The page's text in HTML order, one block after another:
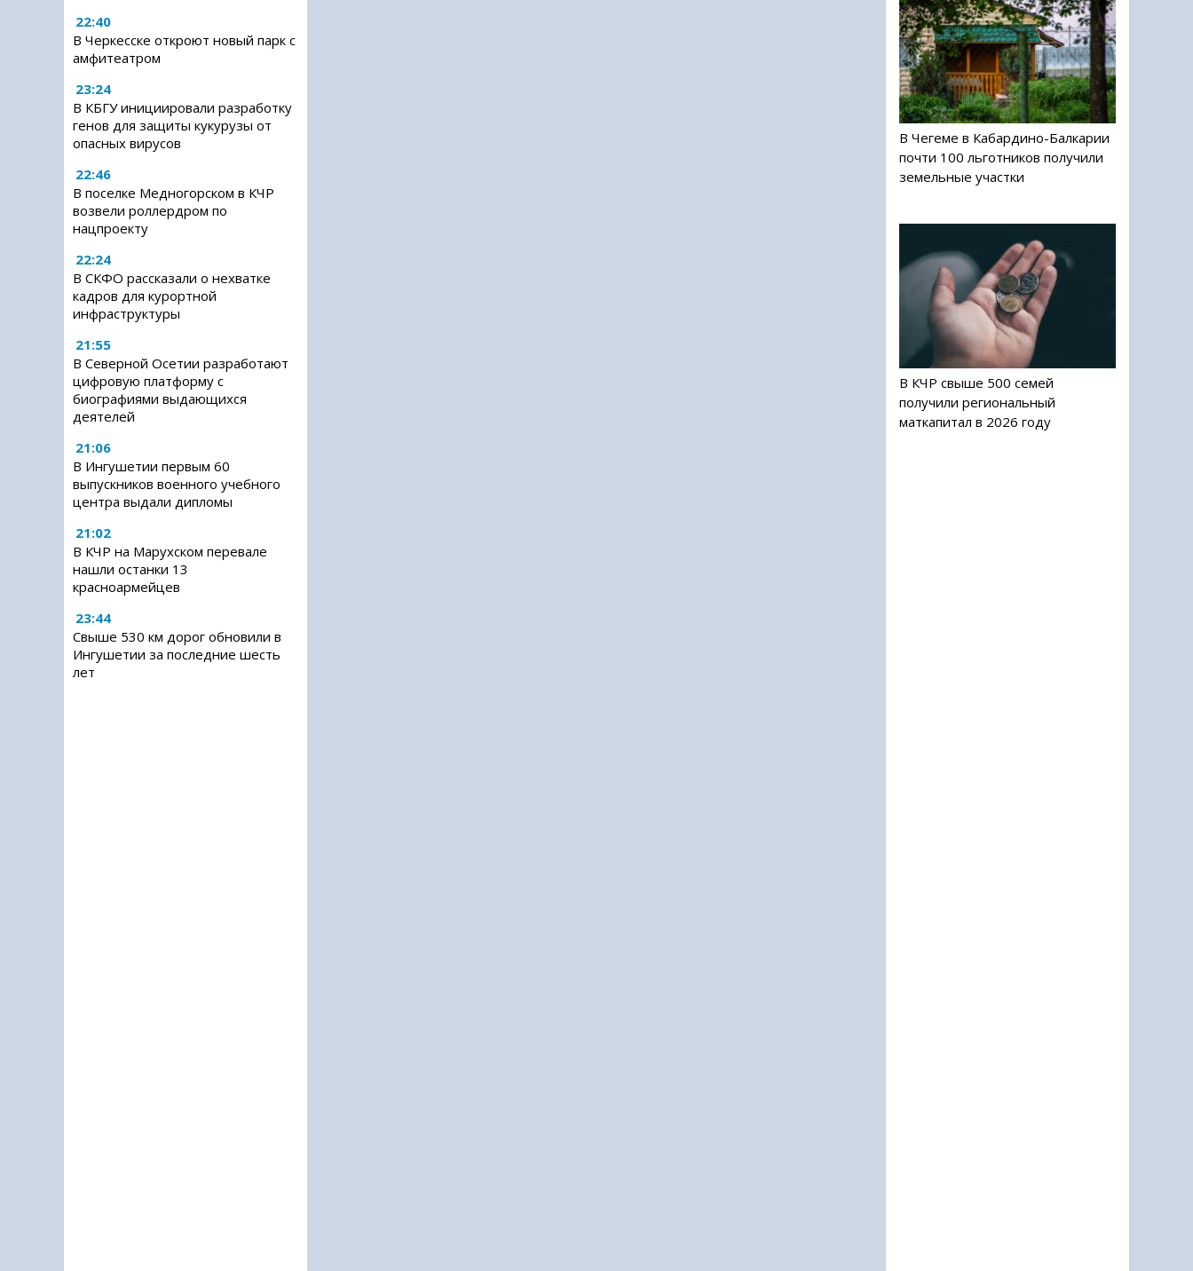
22:40
В Черкесске откроют новый парк с
амфитеатром
23:24
В КБГУ инициировали разработку
генов для защиты кукурузы от
опасных вирусов
22:46
В поселке Медногорском в КЧР
возвели роллердром по
нацпроекту
22:24
В СКФО рассказали о нехватке
кадров для курортной
инфраструктуры
21:55
В Северной Осетии разработают
цифровую платформу с
биографиями выдающихся
деятелей
21:06
В Ингушетии первым 60
выпускников военного учебного
центра выдали дипломы
21:02
В КЧР на Марухском перевале
нашли останки 13
красноармейцев
23:44
Свыше 530 км дорог обновили в
Ингушетии за последние шесть
лет
В Чегеме в Кабардино-Балкарии
почти 100 льготников получили
земельные участки
В КЧР свыше 500 семей
получили региональный
маткапитал в 2026 году